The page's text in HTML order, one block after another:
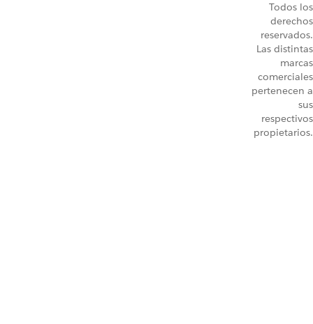
Todos los
derechos
reservados.
Las distintas
marcas
comerciales
pertenecen a
sus
respectivos
propietarios.